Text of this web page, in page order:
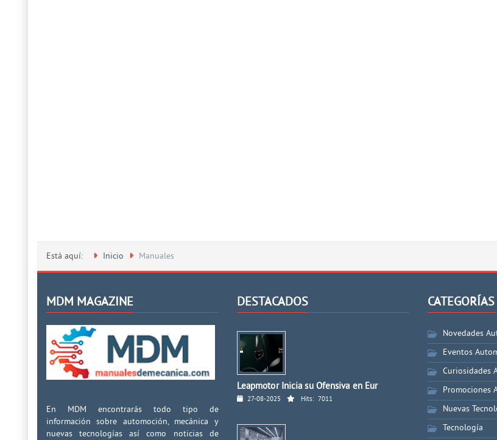
Está aquí: Inicio Manuales
MDM MAGAZINE
En MDM encontrarás todo tipo de
información sobre automoción, mecánica y
nuevas tecnologías así como noticias de
DESTACADOS
Leapmotor Inicia su Ofensiva en Eur
27-08-2025 Hits: 7011
CATEGORÍAS
Novedades
Eventos
Curiosidades
Promociones
Nuevas
Tecnología